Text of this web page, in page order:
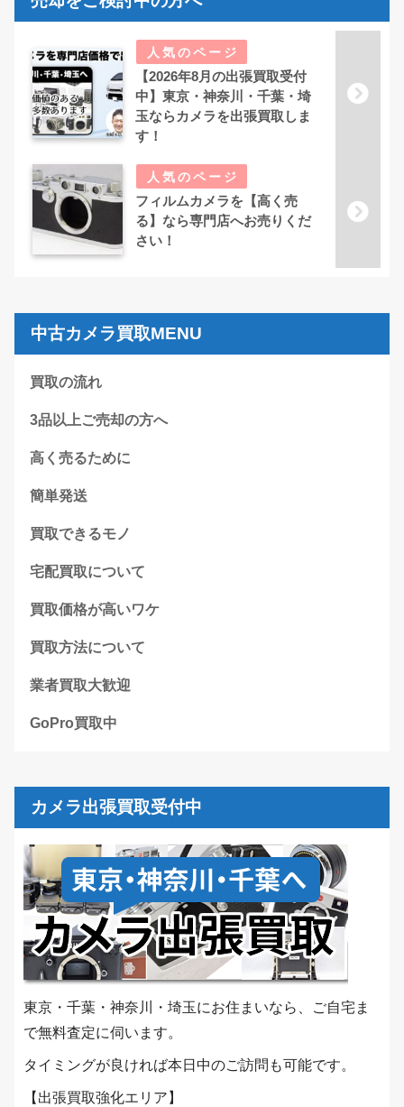
【2026年8月の出張買取受付
中】東京・神奈川・千葉・埼
玉ならカメラを出張買取しま
す！
フィルムカメラを【高く売
る】なら専門店へお売りくだ
さい！
中古カメラ買取MENU
買取の流れ
3品以上ご売却の方へ
高く売るために
簡単発送
買取できるモノ
宅配買取について
買取価格が高いワケ
買取方法について
業者買取大歓迎
GoPro買取中
カメラ出張買取受付中
東京・千葉・神奈川・埼玉にお住まいなら、ご自宅ま
で無料査定に伺います。
タイミングが良ければ本日中のご訪問も可能です。
【出張買取強化エリア】